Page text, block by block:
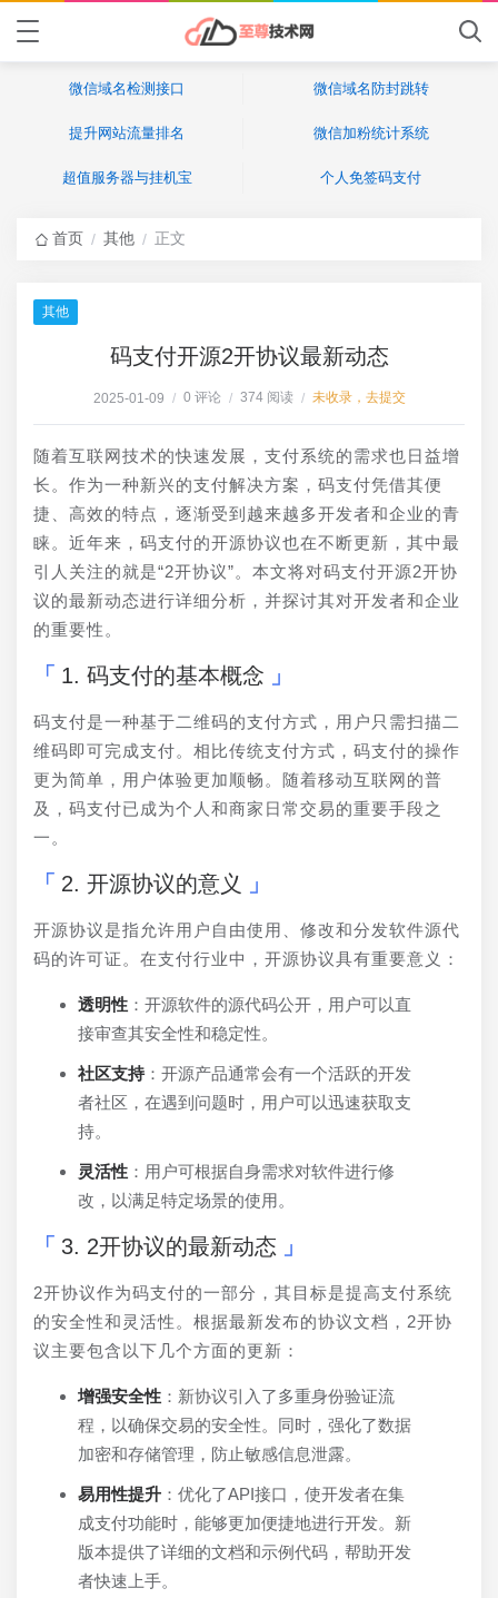
微信域名检测接口 微信域名防封跳转
提升网站流量排名 微信加粉统计系统
超值服务器与挂机宝 个人免签码支付
首页 / 其他 / 正文
其他
码支付开源2开协议最新动态
2025-01-09 / 0 评论 / 374 阅读 / 未收录，去提交
随着互联网技术的快速发展，支付系统的需求也日益增
长。作为一种新兴的支付解决方案，码支付凭借其便
捷、高效的特点，逐渐受到越来越多开发者和企业的青
睐。近年来，码支付的开源协议也在不断更新，其中最
引人关注的就是“2开协议”。本文将对码支付开源2开协
议的最新动态进行详细分析，并探讨其对开发者和企业
的重要性。
1. 码支付的基本概念
码支付是一种基于二维码的支付方式，用户只需扫描二
维码即可完成支付。相比传统支付方式，码支付的操作
更为简单，用户体验更加顺畅。随着移动互联网的普
及，码支付已成为个人和商家日常交易的重要手段之
一。
2. 开源协议的意义
开源协议是指允许用户自由使用、修改和分发软件源代
码的许可证。在支付行业中，开源协议具有重要意义：
透明性 ：开源软件的源代码公开，用户可以直
接审查其安全性和稳定性。
社区支持：开源产品通常会有一个活跃的开发
者社区，在遇到问题时，用户可以迅速获取支
持。
灵活性 ：用户可根据自身需求对软件进行修
改，以满足特定场景的使用。
3. 2开协议的最新动态
2开协议作为码支付的一部分，其目标是提高支付系统
的安全性和灵活性。根据最新发布的协议文档，2开协
议主要包含以下几个方面的更新：
增强安全性 ：新协议引入了多重身份验证流
程，以确保交易的安全性。同时，强化了数据
加密和存储管理，防止敏感信息泄露。
易用性提升 ：优化了API接口，使开发者在集
成支付功能时，能够更加便捷地进行开发。新
版本提供了详细的文档和示例代码，帮助开发
者快速上手。